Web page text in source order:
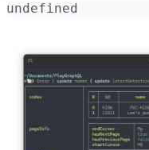
undefined